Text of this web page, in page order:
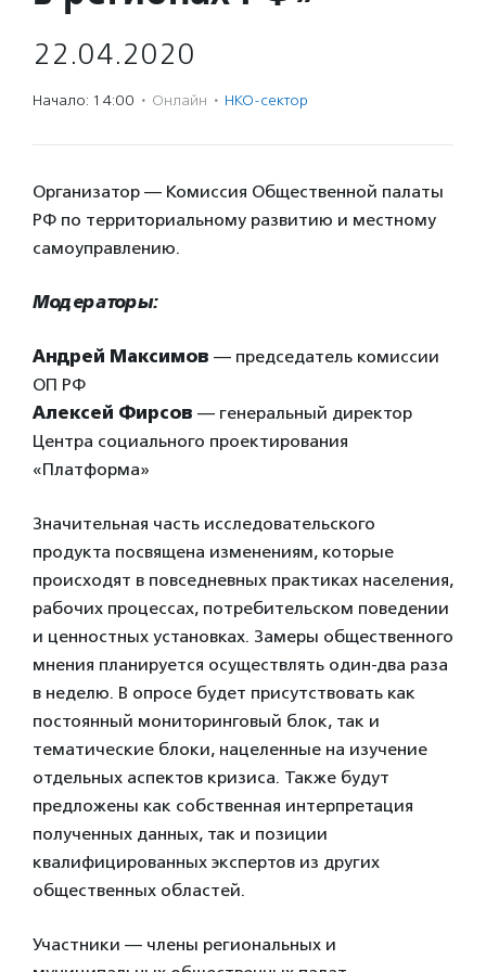
22.04.2020
Начало: 14:00 · Онлайн · НКО-сектор
Организатор — Комиссия Общественной палаты
РФ по территориальному развитию и местному
самоуправлению.
Модераторы:
Андрей Максимов — председатель комиссии
ОП РФ
Алексей Фирсов — генеральный директор
Центра социального проектирования
«Платформа»
Значительная часть исследовательского
продукта посвящена изменениям, которые
происходят в повседневных практиках населения,
рабочих процессах, потребительском поведении
и ценностных установках. Замеры общественного
мнения планируется осуществлять один-два раза
в неделю. В опросе будет присутствовать как
постоянный мониторинговый блок, так и
тематические блоки, нацеленные на изучение
отдельных аспектов кризиса. Также будут
предложены как собственная интерпретация
полученных данных, так и позиции
квалифицированных экспертов из других
общественных областей.
Участники — члены региональных и